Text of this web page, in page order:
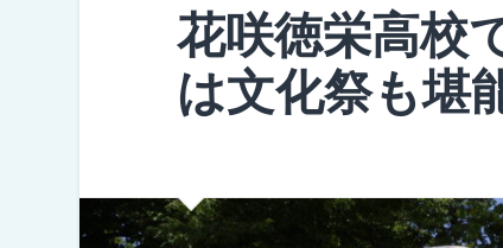
花咲徳栄高校
は文化祭も堪